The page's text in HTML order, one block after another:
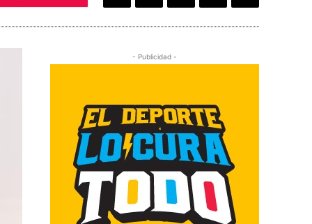
- Publicidad -